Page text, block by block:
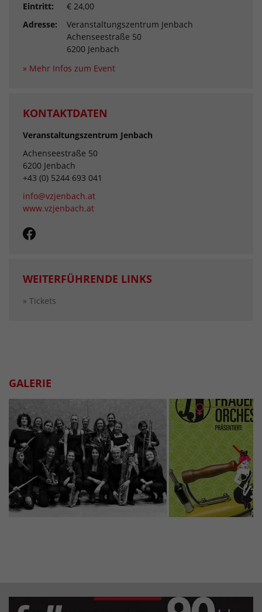
Eintritt:
€ 24,00
Adresse:
Veranstaltungszentrum Jenbach
Achenseestraße 50
6200 Jenbach
» Mehr Infos zum Event
KONTAKTDATEN
Veranstaltungszentrum Jenbach
Achenseestraße 50
6200 Jenbach
+43 (0) 5244 693 041
info@vzjenbach.at
www.vzjenbach.at
WEITERFÜHRENDE LINKS
» Tickets
GALERIE